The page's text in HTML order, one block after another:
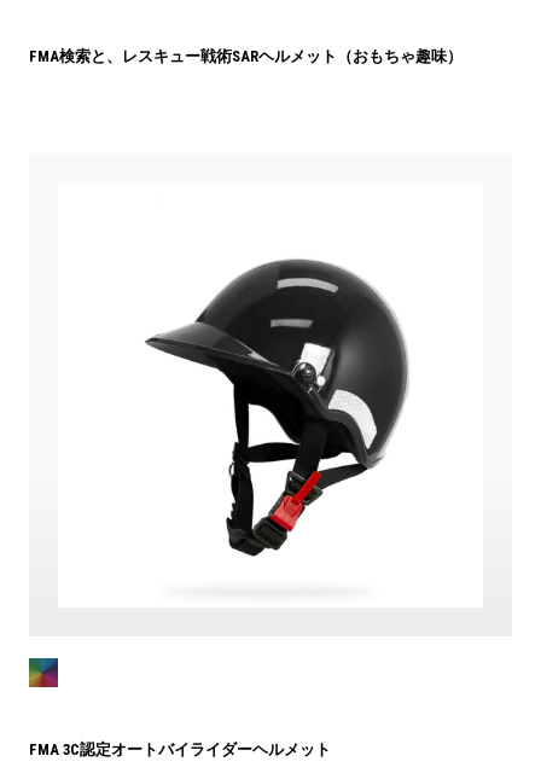
FMA検索と、レスキュー戦術SARヘルメット（おもちゃ趣味）
FMA 3C認定オートバイライダーヘルメット